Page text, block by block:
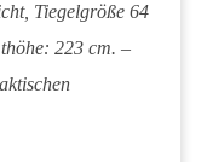
Tiegelgröße 64
223 cm. –